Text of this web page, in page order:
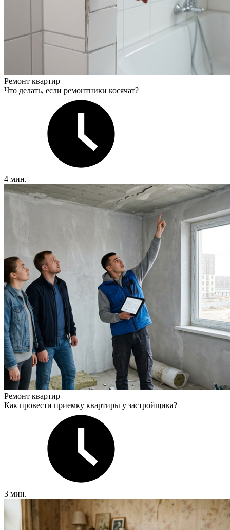
Ремонт квартир
Что делать, если ремонтники косячат?
4 мин.
Ремонт квартир
Как провести приемку квартиры у застройщика?
3 мин.